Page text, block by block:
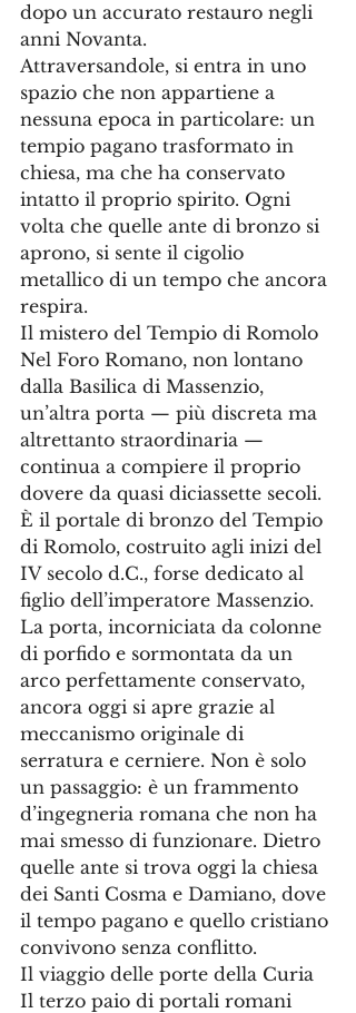
dopo un accurato restauro negli
anni Novanta.
Attraversandole, si entra in uno
spazio che non appartiene a
nessuna epoca in particolare: un
tempio pagano trasformato in
chiesa, ma che ha conservato
intatto il proprio spirito. Ogni
volta che quelle ante di bronzo si
aprono, si sente il cigolio
metallico di un tempo che ancora
respira.
Il mistero del Tempio di Romolo
Nel Foro Romano, non lontano
dalla Basilica di Massenzio,
un’altra porta — più discreta ma
altrettanto straordinaria —
continua a compiere il proprio
dovere da quasi diciassette secoli.
È il portale di bronzo del Tempio
di Romolo, costruito agli inizi del
IV secolo d.C., forse dedicato al
figlio dell’imperatore Massenzio.
La porta, incorniciata da colonne
di porfido e sormontata da un
arco perfettamente conservato,
ancora oggi si apre grazie al
meccanismo originale di
serratura e cerniere. Non è solo
un passaggio: è un frammento
d’ingegneria romana che non ha
mai smesso di funzionare. Dietro
quelle ante si trova oggi la chiesa
dei Santi Cosma e Damiano, dove
il tempo pagano e quello cristiano
convivono senza conflitto.
Il viaggio delle porte della Curia
Il terzo paio di portali romani